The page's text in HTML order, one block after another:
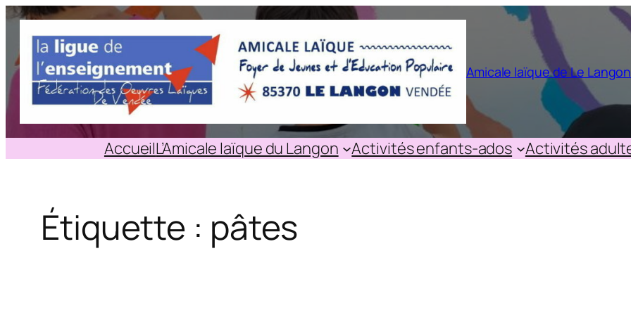
Aller
contenu
Amicale laïque de Le Langon
AccueilL’Amicale laïque du Langon Activités enfants-ados Activités
Étiquette : pâtes